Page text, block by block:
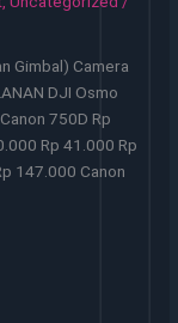
Gimbal) Camera
DJI Osmo
750D Rp
Rp 41.000 Rp
147.000 Canon